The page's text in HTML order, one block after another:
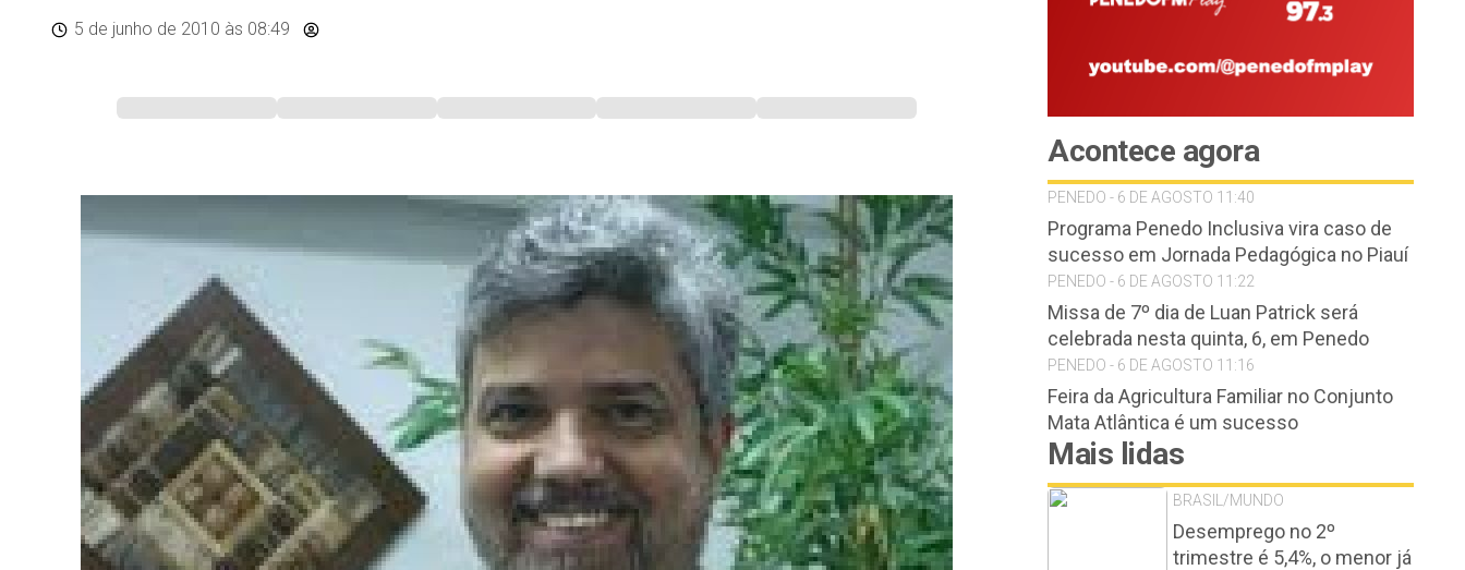
5 de junho de 2010 às 08:49
Acontece agora
PENEDO - 6 DE AGOSTO 11:40
Programa Penedo Inclusiva vira caso de
sucesso em Jornada Pedagógica no Piauí
PENEDO - 6 DE AGOSTO 11:22
Missa de 7º dia de Luan Patrick será
celebrada nesta quinta, 6, em Penedo
PENEDO - 6 DE AGOSTO 11:16
Feira da Agricultura Familiar no Conjunto
Mata Atlântica é um sucesso
Mais lidas
BRASIL/MUNDO
Desemprego no 2º
trimestre é 5,4%, o menor já